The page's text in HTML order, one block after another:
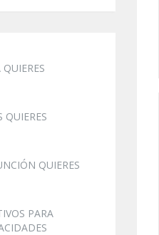
QUIERES
QUIERES
PARA